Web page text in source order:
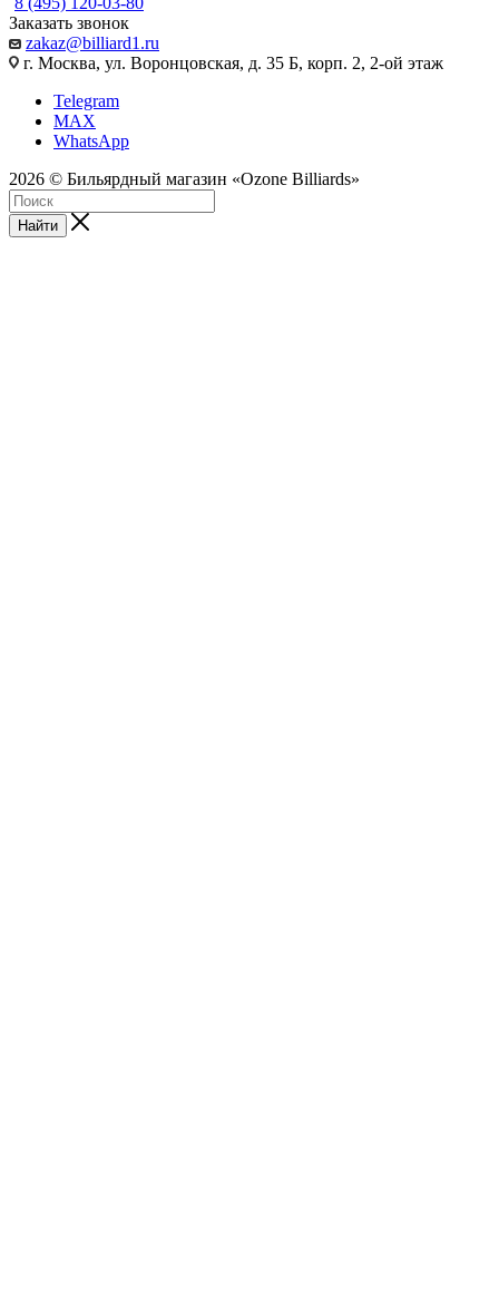
Заказать звонок
zakaz@billiard1.ru
г. Москва, ул. Воронцовская, д. 35 Б, корп. 2, 2-ой этаж
Telegram
MAX
WhatsApp
2026 © Бильярдный магазин «Ozone Billiards»
Найти